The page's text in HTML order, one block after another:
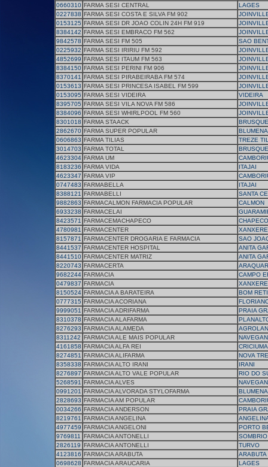
0660310 FARMA SESI CENTRAL
LAGES
0227838 FARMA SESI COSTA E SILVA FM 902
0153125 FARMA SESI DR JOAO COLIN 24H FM 919
8384142 FARMA SESI EMBRACO FM 562
9842578 FARMA SESI FM 505
SAO
0225932 FARMA SESI IRIRIU FM 592
4852699 FARMA SESI ITAUM FM 563
8384150 FARMA SESI PERINI FM 906
8370141 FARMA SESI PIRABEIRABA FM 574
0153613 FARMA SESI PRINCESA ISABEL FM 599
0153095 FARMA SESI VIDEIRA
VIDEIRA
8395705 FARMA SESI VILA NOVA FM 586
8384096 FARMA SESI WHIRLPOOL FM 560
8301018 FARMA STAACK
BRUSQUE
2862670 FARMA SUPER POPULAR
0606863 FARMA TILIAS
TREZE
3014703 FARMA TOTAL
BRUSQUE
4623304 FARMA UM
8183236 FARMA VIDA
ITAJAI
4623347 FARMA VIP
0747483 FARMABELLA
ITAJAI
8388121 FARMABELLI
SANTA
9882863 FARMACALMON FARMACIA POPULAR
CALMON
6933238 FARMACELAI
8423571 FARMACEMACHAPECO
CHAPECO
4780981 FARMACENTER
XANXERE
8157871 FARMACENTER DROGARIA E FARMACIA
SAO
8441537 FARMACENTER HOSPITAL
ANITA
8441510 FARMACENTER MATRIZ
ANITA
8220743 FARMACERTA
9682244 FARMACIA
CAMPO
0479837 FARMACIA
XANXERE
8150524 FARMACIA A BARATEIRA
BOM
0777315 FARMACIA ACORIANA
9999051 FARMACIA ADRIFARMA
PRAIA
8310378 FARMACIA ALAFARMA
8276293 FARMACIA ALAMEDA
8311242 FARMACIA ALE MAIS POPULAR
4161858 FARMACIA ALFA REI
CRICIUMA
8274851 FARMACIA ALIFARMA
NOVA
8358338 FARMACIA ALTO IRANI
IRANI
8276897 FARMACIA ALTO VALE POPULAR
RIO DO
5268591 FARMACIA ALVES
0991201 FARMACIA ALVORADA STYLOFARMA
2828693 FARMACIA AM POPULAR
0034266 FARMACIA ANDERSON
PRAIA
8219761 FARMACIA ANGELINA
4977459 FARMACIA ANGELONI
PORTO
9769811
FARMACIA ANTONELLI
SOMBRIO
2826119 FARMACIA ANTONELLI
TURVO
4123816 FARMACIA ARABUTA
ARABUTA
0698628 FARMACIA ARAUCARIA
LAGES